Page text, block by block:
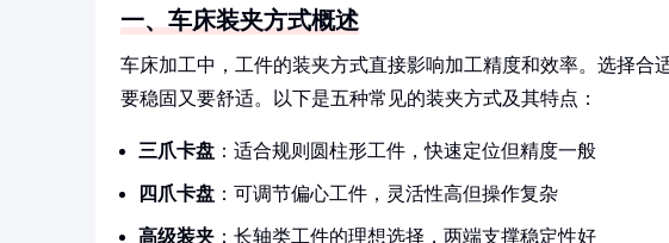
一、车床装夹方式概述
车床加工中，工件的装夹方式直接影响加工精度和效率。选择
要稳固又要舒适。以下是五种常见的装夹方式及其特点：
三爪卡盘 ：适合规则圆柱形工件，快速定位但精度一般
四爪卡盘 ：可调节偏心工件，灵活性高但操作复杂
高级装夹 ：长轴类工件的理想选择，两端支撑稳定性好